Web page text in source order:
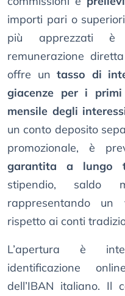
importi pari o
più apprezzati
remunerazione
offre un tasso di
giacenze per i
mensile degli
un conto deposito
promozionale, è
garantita a lungo
stipendio, saldo
rappresentando un
rispetto ai conti
L’apertura è
identificazione
dell’IBAN italiano. Il